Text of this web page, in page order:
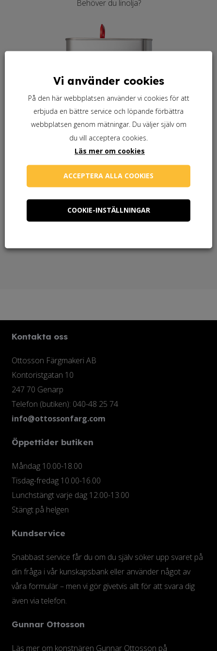
Behöver du linolja?
Kontakta oss
Ottosson Färgmakeri AB
Kontoristgatan 10
247 70 Genarp
Telefon (butiken): 040-48 25 74
info@ottossonfarg.com
Öppettider butiken
Måndag 10.00-18.00
Tisdag-fredag 10.00-16.00
Lunchstängt varje dag 12.00-13.00
Stängt på helgen
Kundservice
Snabbast service får du om du själv söker upp svaret på
din fråga i vår kunskapsbank eller använder något av
våra formulär – men vi gör givetvis allt för att svara dig
även via telefon.
Gunnar Ottosson
Läs mer om konstnären Gunnar Ottosson på
Vi använder cookies
På den här webbplatsen använder vi cookies för att
erbjuda en bättre service och löpande förbättra
webbplatsen genom mätningar. Du väljer själv om
du vill acceptera cookies.
Läs mer om cookies
ACCEPTERA ALLA COOKIES
COOKIE-INSTÄLLNINGAR